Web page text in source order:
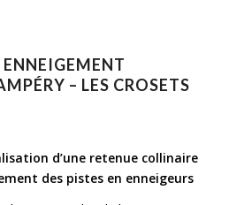
– LES CROSETS
d’une retenue collinaire
des pistes en enneigeurs